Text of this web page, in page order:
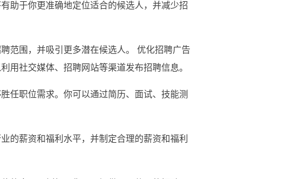
助于你更准确地定位适合的候选人，并减少招
范围，并吸引更多潜在候选人。 优化招聘广告
用社交媒体、招聘网站等渠道发布招聘信息。
任职位需求。你可以通过简历、面试、技能测
的薪资和福利水平，并制定合理的薪资和福利